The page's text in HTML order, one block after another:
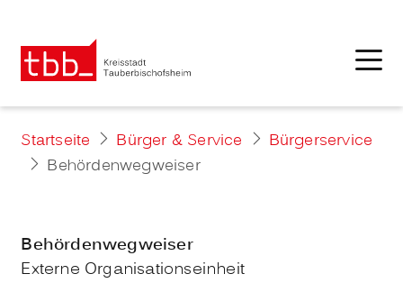
Startseite Bürger & Service
Bürgerservice
Behördenwegweiser
Behördenwegweiser
Externe Organisationseinheit